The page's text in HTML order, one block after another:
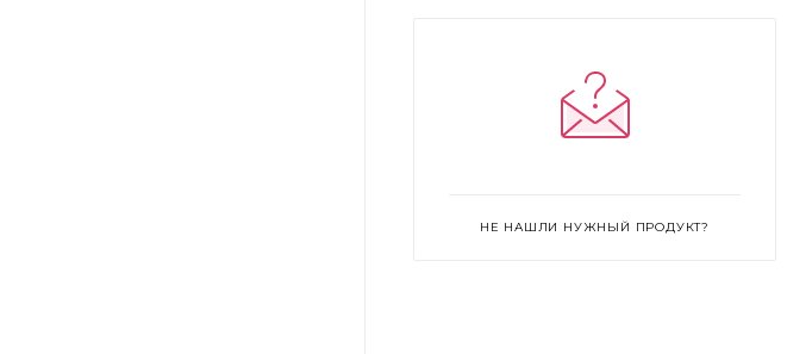
НЕ НАШЛИ НУЖНЫЙ ПРОДУКТ?